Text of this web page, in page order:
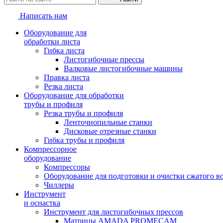
Написать нам
Оборудование для
обработки листа
Гибка листа
Листогибочные прессы
Валковые листогибочные машины
Правка листа
Резка листа
Оборудование для обработки
трубы и профиля
Резка трубы и профиля
Ленточнопильные станки
Дисковые отрезные станки
Гибка трубы и профиля
Компрессорное
оборудование
Компрессоры
Оборудование для подготовки и очистки сжатого
Чиллеры
Инструмент
и оснастка
Инструмент для листогибочных прессов
Матрицы AMADA PROMECAM